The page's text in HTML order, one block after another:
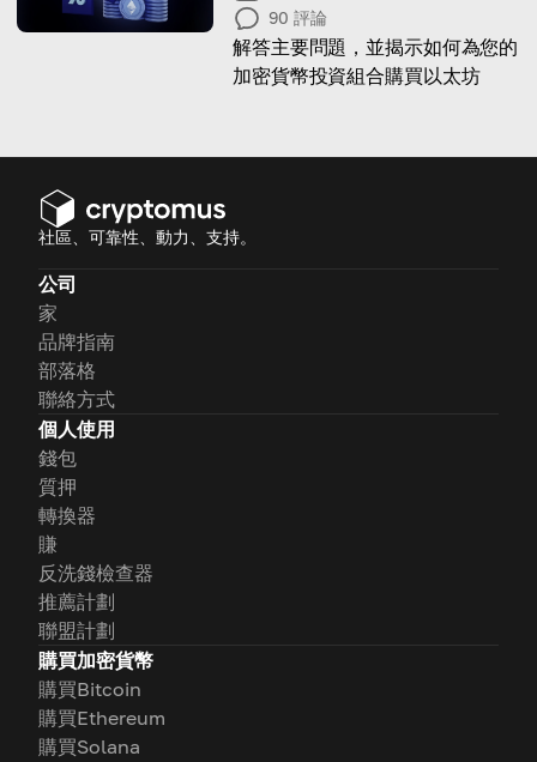
90 評論
解答主要問題，並揭示如何為您的
加密貨幣投資組合購買以太坊
社區、可靠性、動力、支持。
公司
家
品牌指南
部落格
聯絡方式
個人使用
錢包
質押
轉換器
賺
反洗錢檢查器
推薦計劃
聯盟計劃
購買加密貨幣
購買Bitcoin
購買Ethereum
購買Solana